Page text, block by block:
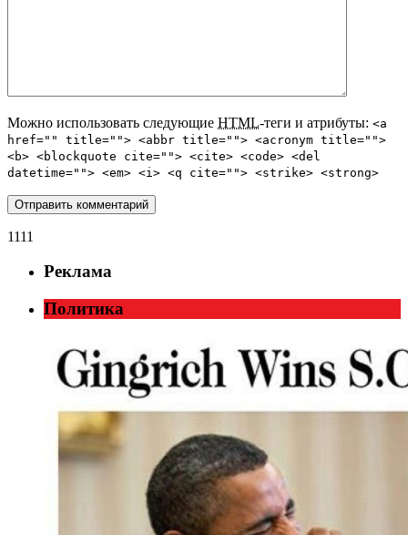
Можно использовать следующие HTML-теги и атрибуты: <a
href="" title=""> <abbr title=""> <acronym title="">
<b> <blockquote cite=""> <cite> <code> <del
datetime=""> <em> <i> <q cite=""> <strike> <strong>
1111
Реклама
Политика